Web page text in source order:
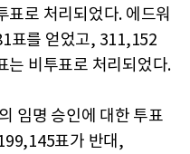
로 처리되었다. 에드워
표를 얻었고, 311,152
는 비투표로 처리되었다.
임명 승인에 대한 투표
표가 반대,